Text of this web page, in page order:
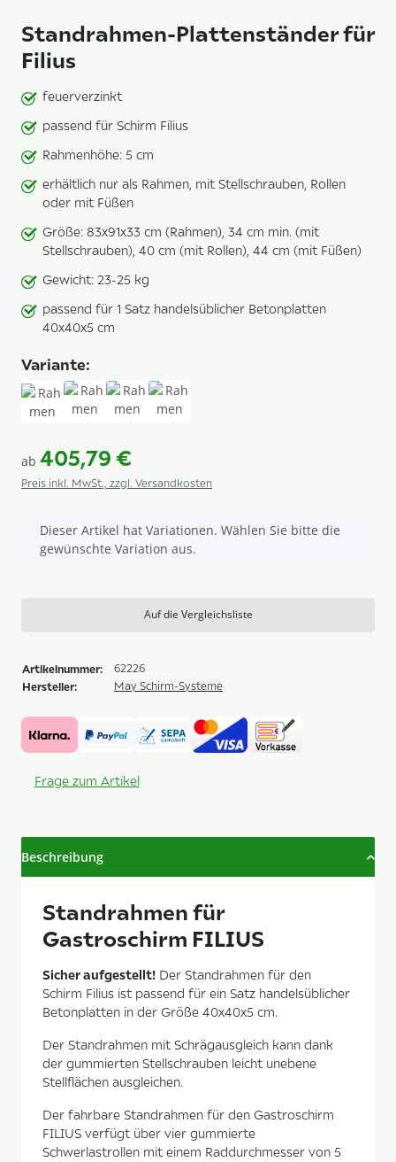
Standrahmen-Plattenständer für
Filius
feuerverzinkt
passend für Schirm Filius
Rahmenhöhe: 5 cm
erhältlich nur als Rahmen, mit Stellschrauben, Rollen
oder mit Füßen
Größe: 83x91x33 cm (Rahmen), 34 cm min. (mit
Stellschrauben), 40 cm (mit Rollen), 44 cm (mit Füßen)
Gewicht: 23-25 kg
passend für 1 Satz handelsüblicher Betonplatten
40x40x5 cm
Variante:
ab 405,79 €
Preis inkl. MwSt., zzgl. Versandkosten
x
Dieser Artikel hat Variationen. Wählen Sie bitte die
gewünschte Variation aus.
Auf die Vergleichsliste
Artikelnummer: 62226
Hersteller: May Schirm-Systeme
Frage zum Artikel
Beschreibung
Standrahmen für
Gastroschirm FILIUS
Sicher aufgestellt! Der Standrahmen für den
Schirm Filius ist passend für ein Satz handelsüblicher
Betonplatten in der Größe 40x40x5 cm.
Der Standrahmen mit Schrägausgleich kann dank
der gummierten Stellschrauben leicht unebene
Stellflächen ausgleichen.
Der fahrbare Standrahmen für den Gastroschirm
FILIUS verfügt über vier gummierte
Schwerlastrollen mit einem Raddurchmesser von 5